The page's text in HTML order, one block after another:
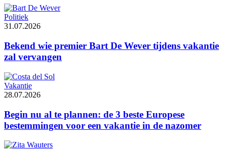
Politiek
31.07.2026
Bekend wie premier Bart De Wever tijdens vakantie
zal vervangen
Vakantie
28.07.2026
Begin nu al te plannen: de 3 beste Europese
bestemmingen voor een vakantie in de nazomer